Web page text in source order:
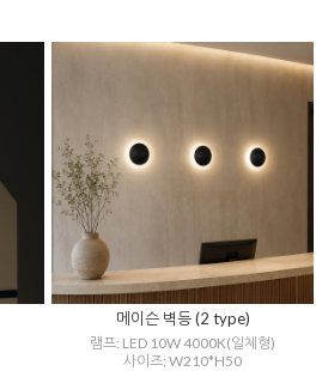
메이슨 벽등 (2 type)
램프: LED 10W 4000K(일체형)
사이즈: W210*H50